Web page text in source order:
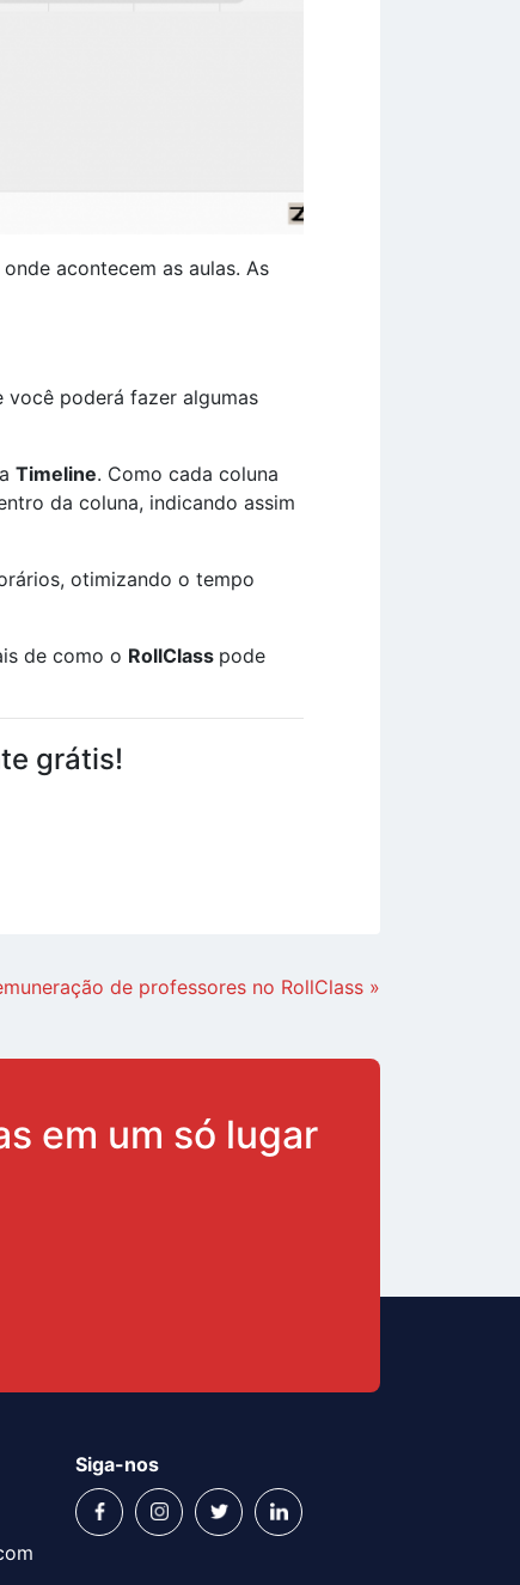
acontecem as aulas. As
você poderá fazer algumas
Timeline. Como cada coluna
da coluna, indicando assim
otimizando o tempo
de como o RollClass pode
grátis!
de professores no RollClass »
em um só lugar
Siga-nos